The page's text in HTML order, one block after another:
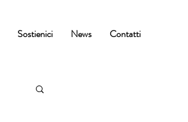
Sostienici News Contatti